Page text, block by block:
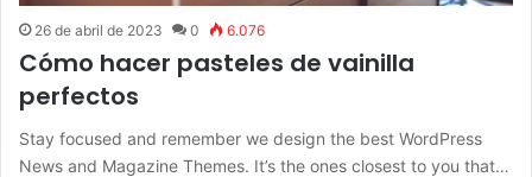
26 de abril de 2023 0 6.076
Cómo hacer pasteles de vainilla
perfectos
Stay focused and remember we design the best WordPress
News and Magazine Themes. It’s the ones closest to you that…